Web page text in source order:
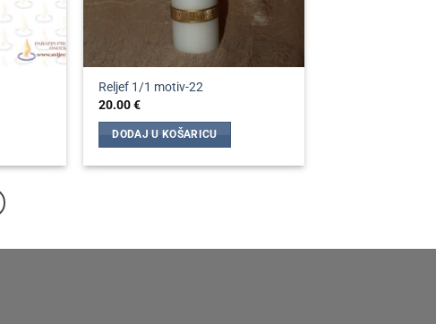
Reljef 1/1 motiv-22
20.00€
DODAJ U KOŠARICU